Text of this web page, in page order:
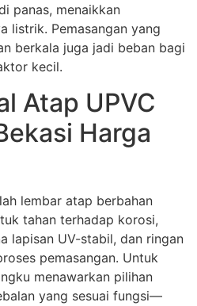
panas, menaikkan
listrik. Pemasangan yang
berkala juga jadi beban bagi
kecil.
Atap UPVC
Harga
lembar atap berbahan
tahan terhadap korosi,
lapisan UV-stabil, dan ringan
pemasangan. Untuk
menawarkan pilihan
yang sesuai fungsi—